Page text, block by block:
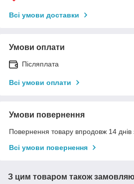
Всі умови доставки
Умови оплати
Післяплата
Всі умови оплати
Умови повернення
Повернення товару впродовж 14 днів
Всі умови повернення
З цим товаром також